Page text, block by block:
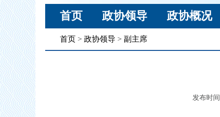
首页 政协领导 政协概况
首页 > 政协领导 > 副主席
发布时